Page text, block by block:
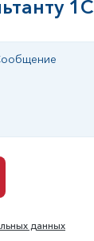
1С
данных